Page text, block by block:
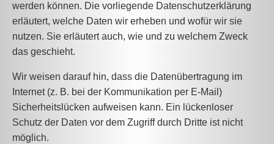
werden können. Die vorliegende Datenschutzerklärung
erläutert, welche Daten wir erheben und wofür wir sie
nutzen. Sie erläutert auch, wie und zu welchem Zweck
das geschieht.
Wir weisen darauf hin, dass die Datenübertragung im
Internet (z. B. bei der Kommunikation per E-Mail)
Sicherheitslücken aufweisen kann. Ein lückenloser
Schutz der Daten vor dem Zugriff durch Dritte ist nicht
möglich.